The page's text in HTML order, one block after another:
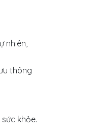
nhiên,
thông
khỏe.